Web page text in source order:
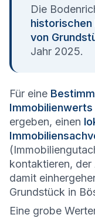
Die
von
Jahr 2025.
Für eine
Immobilienwerts
ergeben, einen
kontaktieren,
damit
Grundstück in
Eine grobe